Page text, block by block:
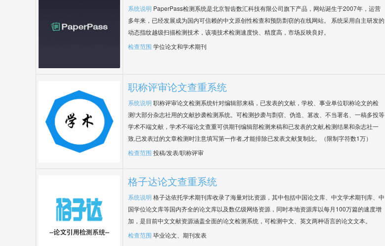
系统说明 PaperPass检测系统是北京智齿数汇科技有限公司旗下产品，网站诞生于2007年，运营
多年来，已经发展成为国内可信赖的中文原创性检查和预防剽窃的在线网站。 系统采用自主研发的
动态指纹越级扫描检测技术，该项技术检测速度快、精度高，市场反映良好。
检查范围 学位论文和学术期刊
职称评审论文查重系统
系统说明 职称评审论文检测系统针对编辑部来稿，已发表的文献，学校、事业单位职称论文的检
测!大部分杂志社用的文献抄袭检测系统。可检测抄袭与剽窃、伪造、篡改、不当署名、一稿多投等
学术不端文献，学术不端论文查重可供期刊编辑部检测来稿和已发表的文献,检测结果和杂志社一
致,已发表过的文章检测时注意填写第一作者,才能排除已发表文献复制比。（限制字符数1万）
检查范围 投稿/发表/职称评审
格子达论文查重系统
系统说明 格子达依托学术期刊库收录了海量对比资源，其中包括中国论文库、中文学术期刊库、中
国学位论文库等国内齐全的论文库以及数亿级网络资源，同时本地资源库以每月100万篇的速度增
加，是目前中文文献资源涵盖全面的论文检测系统，可检测中文、英文两种语言的论文文本。
检查范围 毕业论文、期刊发表